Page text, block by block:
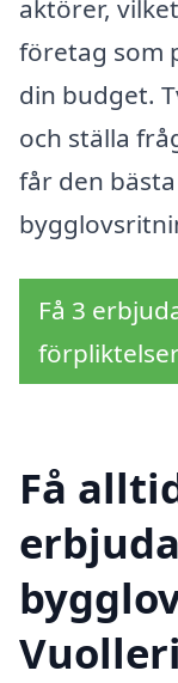
aktörer,
företag som
din budget.
och ställa
får den
Få 3
Få